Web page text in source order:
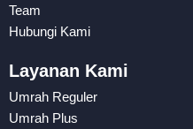
Team
Hubungi Kami
Layanan Kami
Umrah Reguler
Umrah Plus